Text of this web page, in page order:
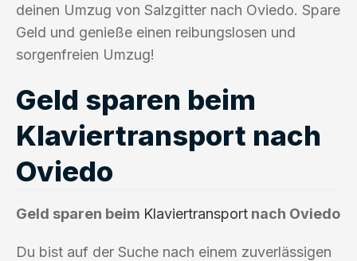
deinen Umzug von Salzgitter nach Oviedo. Spare
Geld und genieße einen reibungslosen und
sorgenfreien Umzug!
Geld sparen beim
Klaviertransport nach
Oviedo
Geld sparen beim Klaviertransport nach Oviedo
Du bist auf der Suche nach einem zuverlässigen